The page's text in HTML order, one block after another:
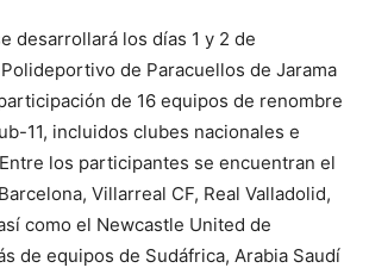
desarrollará los días 1 y 2 de
de Paracuellos de Jarama
de 16 equipos de renombre
11, incluidos clubes nacionales e
los participantes se encuentran el
Villarreal CF, Real Valladolid,
como el Newcastle United de
de equipos de Sudáfrica, Arabia Saudí